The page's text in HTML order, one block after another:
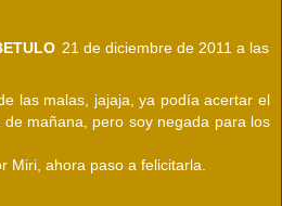
21 de diciembre de 2011 a las
las malas, jajaja, ya podía acertar el
mañana, pero soy negada para los
Miri, ahora paso a felicitarla.